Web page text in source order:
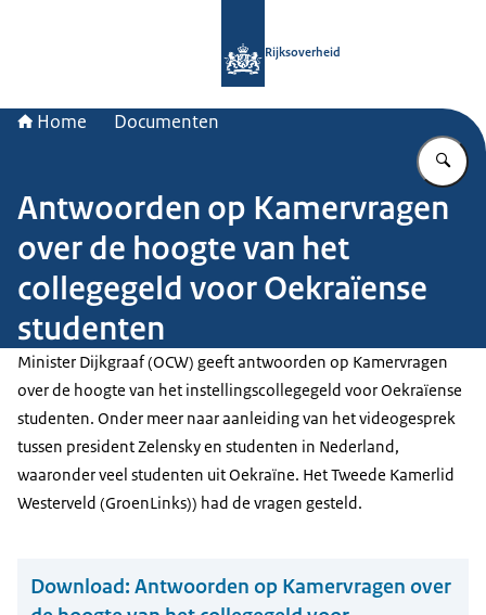
Rijksoverheid
Home Documenten
Antwoorden op Kamervragen
over de hoogte van het
collegegeld voor Oekraïense
studenten
Minister Dijkgraaf (OCW) geeft antwoorden op Kamervragen
over de hoogte van het instellingscollegegeld voor Oekraïense
studenten. Onder meer naar aanleiding van het videogesprek
tussen president Zelensky en studenten in Nederland,
waaronder veel studenten uit Oekraïne. Het Tweede Kamerlid
Westerveld (GroenLinks)) had de vragen gesteld.
Download: Antwoorden op Kamervragen over